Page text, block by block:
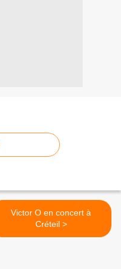
Victor O en concert à
Créteil >